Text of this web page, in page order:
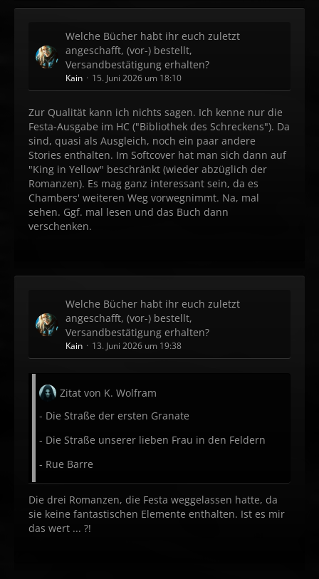
Welche Bücher habt ihr euch zuletzt
angeschafft, (vor-) bestellt,
Versandbestätigung erhalten?
Kain 15. Juni 2026 um 18:10
Zur Qualität kann ich nichts sagen. Ich kenne nur die
Festa-Ausgabe im HC ("Bibliothek des Schreckens"). Da
sind, quasi als Ausgleich, noch ein paar andere
Stories enthalten. Im Softcover hat man sich dann auf
"King in Yellow" beschränkt (wieder abzüglich der
Romanzen). Es mag ganz interessant sein, da es
Chambers' weiteren Weg vorwegnimmt. Na, mal
sehen. Ggf. mal lesen und das Buch dann
verschenken.
Welche Bücher habt ihr euch zuletzt
angeschafft, (vor-) bestellt,
Versandbestätigung erhalten?
Kain 13. Juni 2026 um 19:38
Zitat von K. Wolfram
- Die Straße der ersten Granate
- Die Straße unserer lieben Frau in den Feldern
- Rue Barre
Die drei Romanzen, die Festa weggelassen hatte, da
sie keine fantastischen Elemente enthalten. Ist es mir
das wert ... ?!